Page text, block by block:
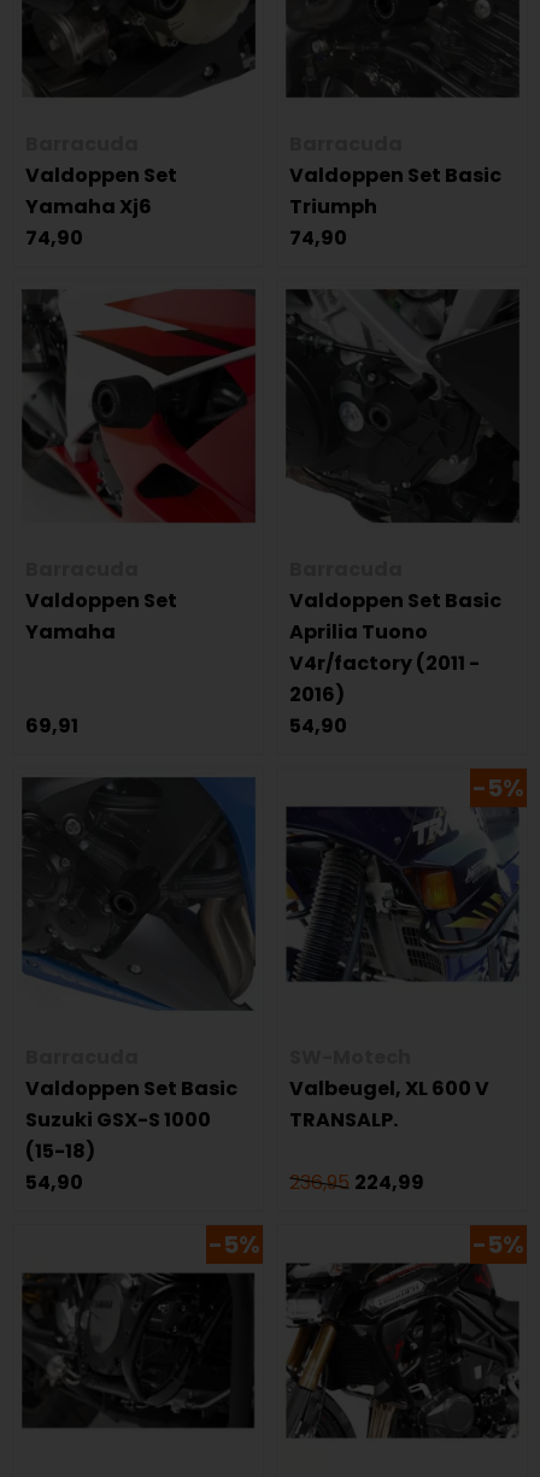
Valdoppen Set
Yamaha Xj6
74,90
Valdoppen Set Basic
Triumph
74,90
Valdoppen Set
Yamaha
69,91
Valdoppen Set Basic
Aprilia Tuono
V4r/factory (2011 -
2016)
54,90
Valdoppen Set Basic
Suzuki GSX-S 1000
(15-18)
54,90
-5%
Valbeugel, XL 600 V
TRANSALP.
236,95 224,99
-5% -5%